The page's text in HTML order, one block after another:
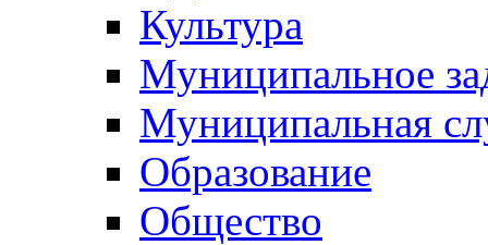
Культура
Муниципальное
Муниципальная
Образование
Общество